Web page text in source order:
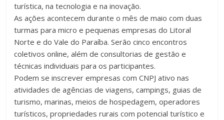
turística, na tecnologia e na inovação.
As ações acontecem durante o mês de maio com duas
turmas para micro e pequenas empresas do Litoral
Norte e do Vale do Paraíba. Serão cinco encontros
coletivos online, além de consultorias de gestão e
técnicas individuais para os participantes.
Podem se inscrever empresas com CNPJ ativo nas
atividades de agências de viagens, campings, guias de
turismo, marinas, meios de hospedagem, operadores
turísticos, propriedades rurais com potencial turístico e